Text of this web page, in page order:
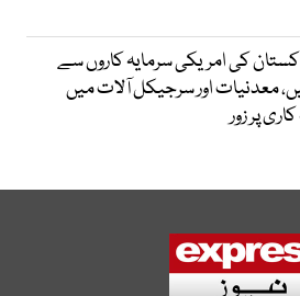
کی امریکی سرمایہ کاروں سے
معدنیات اور سرجیکل آلات میں
پر زور